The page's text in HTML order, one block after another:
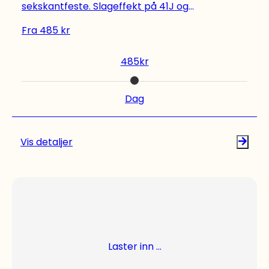
sekskantfeste. Slageffekt på 41J og
takket være robust konstruksjon med gode
Fra 485 kr
485kr
Dag
Vis detaljer
Laster inn ...